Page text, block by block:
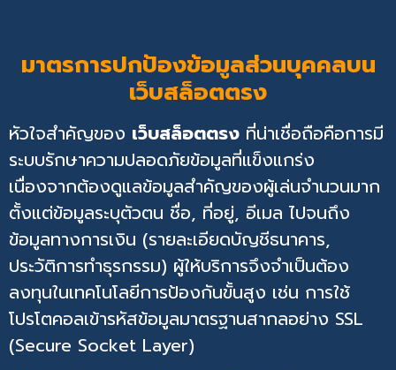
มาตรการปกป้องข้อมูลส่วนบุคคลบน
เว็บสล็อตตรง
หัวใจสำคัญของ เว็บสล็อตตรง ที่น่าเชื่อถือคือการมี
ระบบรักษาความปลอดภัยข้อมูลที่แข็งแกร่ง
เนื่องจากต้องดูแลข้อมูลสำคัญของผู้เล่นจำนวนมาก
ตั้งแต่ข้อมูลระบุตัวตน ชื่อ, ที่อยู่, อีเมล ไปจนถึง
ข้อมูลทางการเงิน (รายละเอียดบัญชีธนาคาร,
ประวัติการทำธุรกรรม) ผู้ให้บริการจึงจำเป็นต้อง
ลงทุนในเทคโนโลยีการป้องกันขั้นสูง เช่น การใช้
โปรโตคอลเข้ารหัสข้อมูลมาตรฐานสากลอย่าง SSL
(Secure Socket Layer)